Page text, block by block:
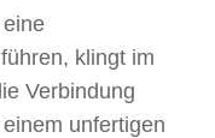
klingt im
Verbindung
unfertigen